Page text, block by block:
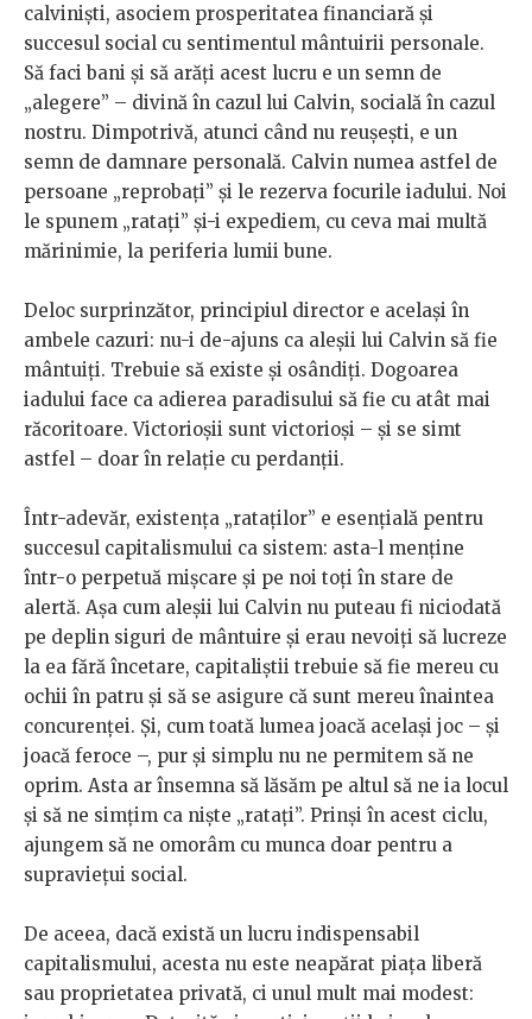
calviniști, asociem prosperitatea financiară și
succesul social cu sentimentul mântuirii personale.
Să faci bani și să arăți acest lucru e un semn de
„alegere” – divină în cazul lui Calvin, socială în cazul
nostru. Dimpotrivă, atunci când nu reușești, e un
semn de damnare personală. Calvin numea astfel de
persoane „reprobați” și le rezerva focurile iadului. Noi
le spunem „ratați” și-i expediem, cu ceva mai multă
mărinimie, la periferia lumii bune.
Deloc surprinzător, principiul director e același în
ambele cazuri: nu-i de-ajuns ca aleșii lui Calvin să fie
mântuiți. Trebuie să existe și osândiți. Dogoarea
iadului face ca adierea paradisului să fie cu atât mai
răcoritoare. Victorioșii sunt victorioși – și se simt
astfel – doar în relație cu perdanții.
Într-adevăr, existența „rataților” e esențială pentru
succesul capitalismului ca sistem: asta-l menține
într-o perpetuă mișcare și pe noi toți în stare de
alertă. Așa cum aleșii lui Calvin nu puteau fi niciodată
pe deplin siguri de mântuire și erau nevoiți să lucreze
la ea fără încetare, capitaliștii trebuie să fie mereu cu
ochii în patru și să se asigure că sunt mereu înaintea
concurenței. Și, cum toată lumea joacă același joc – și
joacă feroce –, pur și simplu nu ne permitem să ne
oprim. Asta ar însemna să lăsăm pe altul să ne ia locul
și să ne simțim ca niște „ratați”. Prinși în acest ciclu,
ajungem să ne omorâm cu munca doar pentru a
supraviețui social.
De aceea, dacă există un lucru indispensabil
capitalismului, acesta nu este neapărat piața liberă
sau proprietatea privată, ci unul mult mai modest: